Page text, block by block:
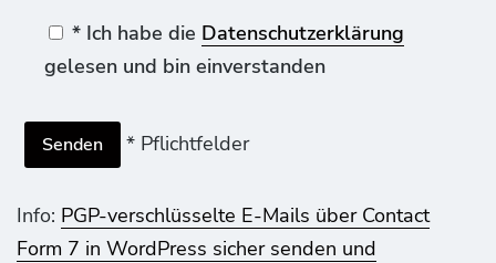
* Ich habe die Datenschutzerklärung
gelesen und bin einverstanden
* Pflichtfelder
Info: PGP-verschlüsselte E-Mails über Contact
Form 7 in WordPress sicher senden und